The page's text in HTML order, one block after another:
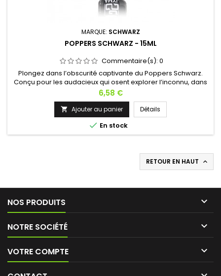
MARQUE: SCHWARZ
POPPERS SCHWARZ - 15ML
Commentaire(s): 0
Plongez dans l’obscurité captivante du Poppers Schwarz.
Conçu pour les audacieux qui osent explorer l’inconnu, dans
sa bouteille noire, sobre et élégante, se cache un élixir
puissant à base d’Amyl. Les amateurs de sensations fortes et
d’expériences intenses adorent la montée en puissance de
ce Poppers. Laissez-vous tenter et le Schwarz vous guidera
vers...
Prix
6,58 €
 Ajouter au panier Détails
 En stock
RETOUR EN HAUT 
NOS PRODUITS 
NOTRE SOCIÉTÉ 
VOTRE COMPTE 